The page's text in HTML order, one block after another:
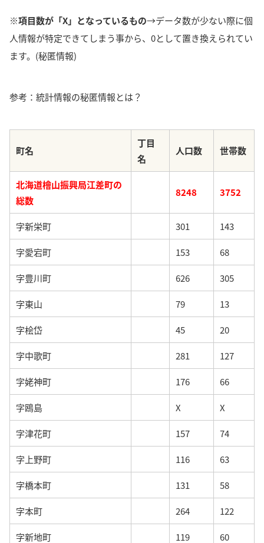
※項目数が「X」となっているもの→データ数が少ない際に個
人情報が特定できてしまう事から、0として置き換えられてい
ます。(秘匿情報)
参考：統計情報の秘匿情報とは？
町名
丁目
名
人口数 世帯数
北海道檜山振興局江差町の
総数
8248 3752
字新栄町 301 143
字愛宕町 153 68
字豊川町 626 305
字東山 79 13
字桧岱 45 20
字中歌町 281 127
字姥神町 176 66
字鴎島 X X
字津花町 157 74
字上野町 116 63
字橋本町 131 58
字本町 264 122
字新地町 119 60